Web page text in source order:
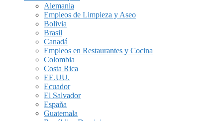
Alemania
Empleos de Limpieza y Aseo
Bolivia
Brasil
Canadá
Empleos en Restaurantes y Cocina
Colombia
Costa Rica
EE.UU.
Ecuador
El Salvador
España
Guatemala